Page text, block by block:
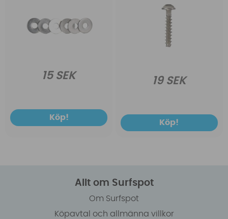
15 SEK
Köp!
19 SEK
Köp!
Allt om Surfspot
Om Surfspot
Köpavtal och allmänna villkor